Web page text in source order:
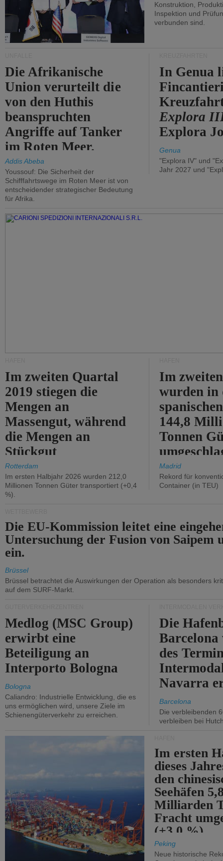
Konstruktion,
Inspektion und
verbunden sind.
Die Afrikanische
Union verurteilt die
von den Huthis
beanspruchten
Angriffe auf Tanker
im Roten Meer.
Addis Abeba
Youssouf: Die Sicherheit der
Schifffahrtswege im Roten Meer ist von
entscheidender strategischer Bedeutung
für Afrika.
In Genua
Explora
Explora
Genua
"Explora IV" und
Jahr 2027 und
Im zweiten Quartal
2019 stiegen die
Mengen an
Massengut, während
die Mengen an
Stückgut
zurückgingen.
Rotterdam
Im ersten Halbjahr 2026 wurden 212,0
Millionen Tonnen Güter transportiert (+0,4
%).
Im
wurden in
144,8
Tonnen
%).
Madrid
Rekord für
Container (in TEU)
Die EU-Kommission leitet eine
Untersuchung der Fusion von Saipem
ein.
Brüssel
Brüssel betrachtet die Auswirkungen der Operation als besonders
auf dem SURF-Markt.
Medlog (MSC Group)
erwirbt eine
Beteiligung an
Interporto Bologna
Bologna
Caliandro: Industrielle Entwicklung, die es
uns ermöglichen wird, unsere Ziele im
Schienengüterverkehr zu erreichen.
Die
des
Navarra
Barcelona
Die verbleibenden
verbleiben bei
Im ersten
dieses
den
Seehäfen
Milliarden
Fracht
(+3,0 %).
Peking
Neue historische